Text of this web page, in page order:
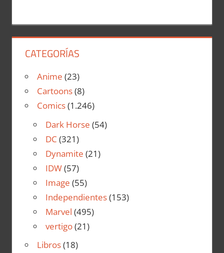
CATEGORÍAS
Anime (23)
Cartoons(8)
Comics(1.246)
Dark Horse (54)
DC (321)
Dynamite (21)
IDW(57)
Image (55)
Independientes(153)
Marvel (495)
vertigo(21)
Libros(18)